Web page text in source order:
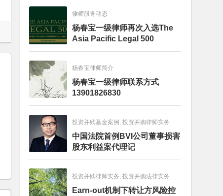
律师服务动态
杨春宝一级律师再次入选The
Asia Pacific Legal 500
杨春宝律师简介
杨春宝一级律师联系方式
13901826830
投资并购基金案例, 投资并购律师实务
中国法院首例BVI公司董事损害
股东利益案代理记
投资并购律师实务, 投资并购法律实务
Earn-out机制下转让方风险控